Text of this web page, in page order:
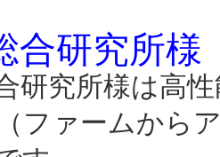
合研究所様
研究所様は高
ファームから